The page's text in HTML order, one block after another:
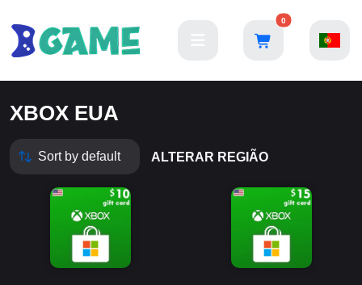
0
XBOX EUA
ALTERAR REGIÃO